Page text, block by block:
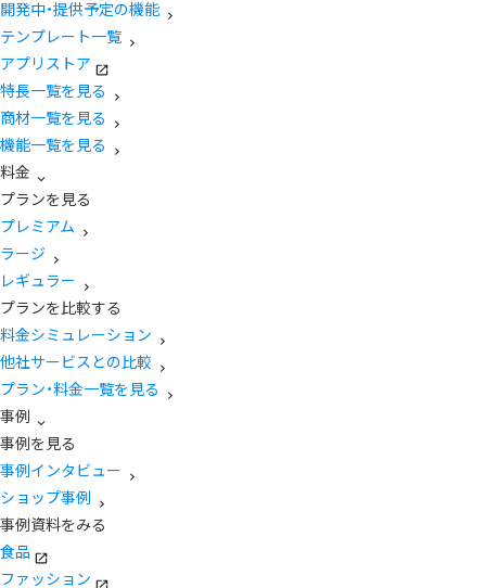
開発中・提供予定の機能
テンプレート一覧
アプリストア
特長一覧を見る
商材一覧を見る
機能一覧を見る
料金
プランを見る
プレミアム
ラージ
レギュラー
プランを比較する
料金シミュレーション
他社サービスとの比較
プラン・料金一覧を見る
事例
事例を見る
事例インタビュー
ショップ事例
事例資料をみる
食品
ファッション